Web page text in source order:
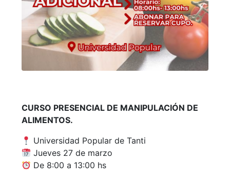
CURSO PRESENCIAL DE MANIPULACIÓN DE
ALIMENTOS.
Universidad Popular de Tanti
Jueves 27 de marzo
De 8:00 a 13:00 hs